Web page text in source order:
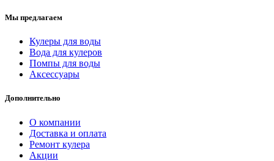
Мы предлагаем
Кулеры для воды
Вода для кулеров
Помпы для воды
Аксессуары
Дополнительно
О компании
Доставка и оплата
Ремонт кулера
Акции